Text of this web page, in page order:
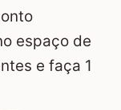
espaço de
e faça 1